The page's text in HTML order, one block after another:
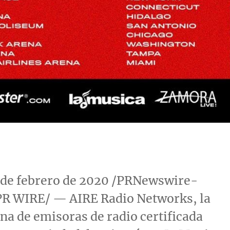
febrero de 2020 /PRNewswire-
WIRE/ — AIRE Radio Networks, la
de emisoras de radio certificada